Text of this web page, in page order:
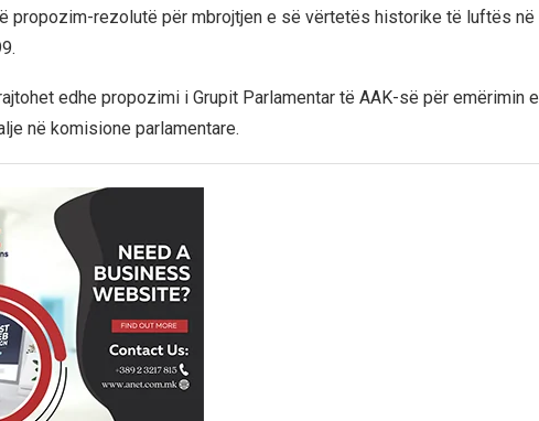
propozim-rezolutë për mbrojtjen e së vërtetës historike të luftës në
edhe propozimi i Grupit Parlamentar të AAK-së për emërimin e
në komisione parlamentare.